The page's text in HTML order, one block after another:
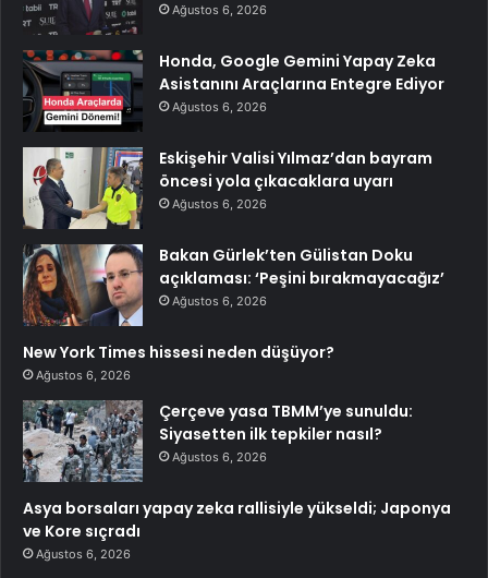
Ağustos 6, 2026
Honda, Google Gemini Yapay Zeka
Asistanını Araçlarına Entegre Ediyor
Ağustos 6, 2026
Eskişehir Valisi Yılmaz’dan bayram
öncesi yola çıkacaklara uyarı
Ağustos 6, 2026
Bakan Gürlek’ten Gülistan Doku
açıklaması: ‘Peşini bırakmayacağız’
Ağustos 6, 2026
New York Times hissesi neden düşüyor?
Ağustos 6, 2026
Çerçeve yasa TBMM’ye sunuldu:
Siyasetten ilk tepkiler nasıl?
Ağustos 6, 2026
Asya borsaları yapay zeka rallisiyle yükseldi; Japonya
ve Kore sıçradı
Ağustos 6, 2026